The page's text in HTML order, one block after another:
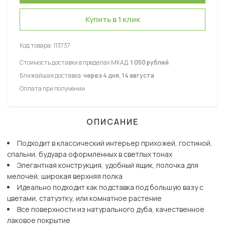
Купить в 1 клик
Код товара:113737
Стоимость доставки в пределах МКАД:1 050 рублей
Ближайшая доставка:через 4 дня, 14 августа
Оплата при получении
ОПИСАНИЕ
Подходит в классический интерьер прихожей, гостиной,
спальни, будуара оформленных в светлых тонах
Элегантная конструкция, удобный ящик, полочка для
мелочей, широкая верхняя полка
Идеально подходит как подставка под большую вазу с
цветами, статуэтку, или комнатное растение
Все поверхности из натурального дуба, качественное
лаковое покрытие